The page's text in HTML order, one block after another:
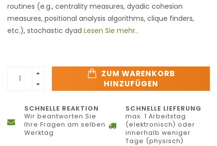
routines (e.g., centrality measures, dyadic cohesion
measures, positional analysis algorithms, clique finders,
etc.), stochastic dyad Lesen Sie mehr..
ZUM WARENKORB
HINZUFÜGEN
SCHNELLE REAKTION
Wir beantworten Sie
Ihre Fragen am selben
Werktag
SCHNELLE LIEFERUNG
max. 1 Arbeitstag
(elektronisch) oder
innerhalb weniger
Tage (physisch)